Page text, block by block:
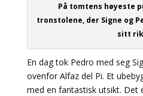
På tomtens høyeste
tronstolene, der Signe og
sitt
En dag tok Pedro med seg
ovenfor Alfaz del Pi. Et
med en fantastisk utsikt. Det